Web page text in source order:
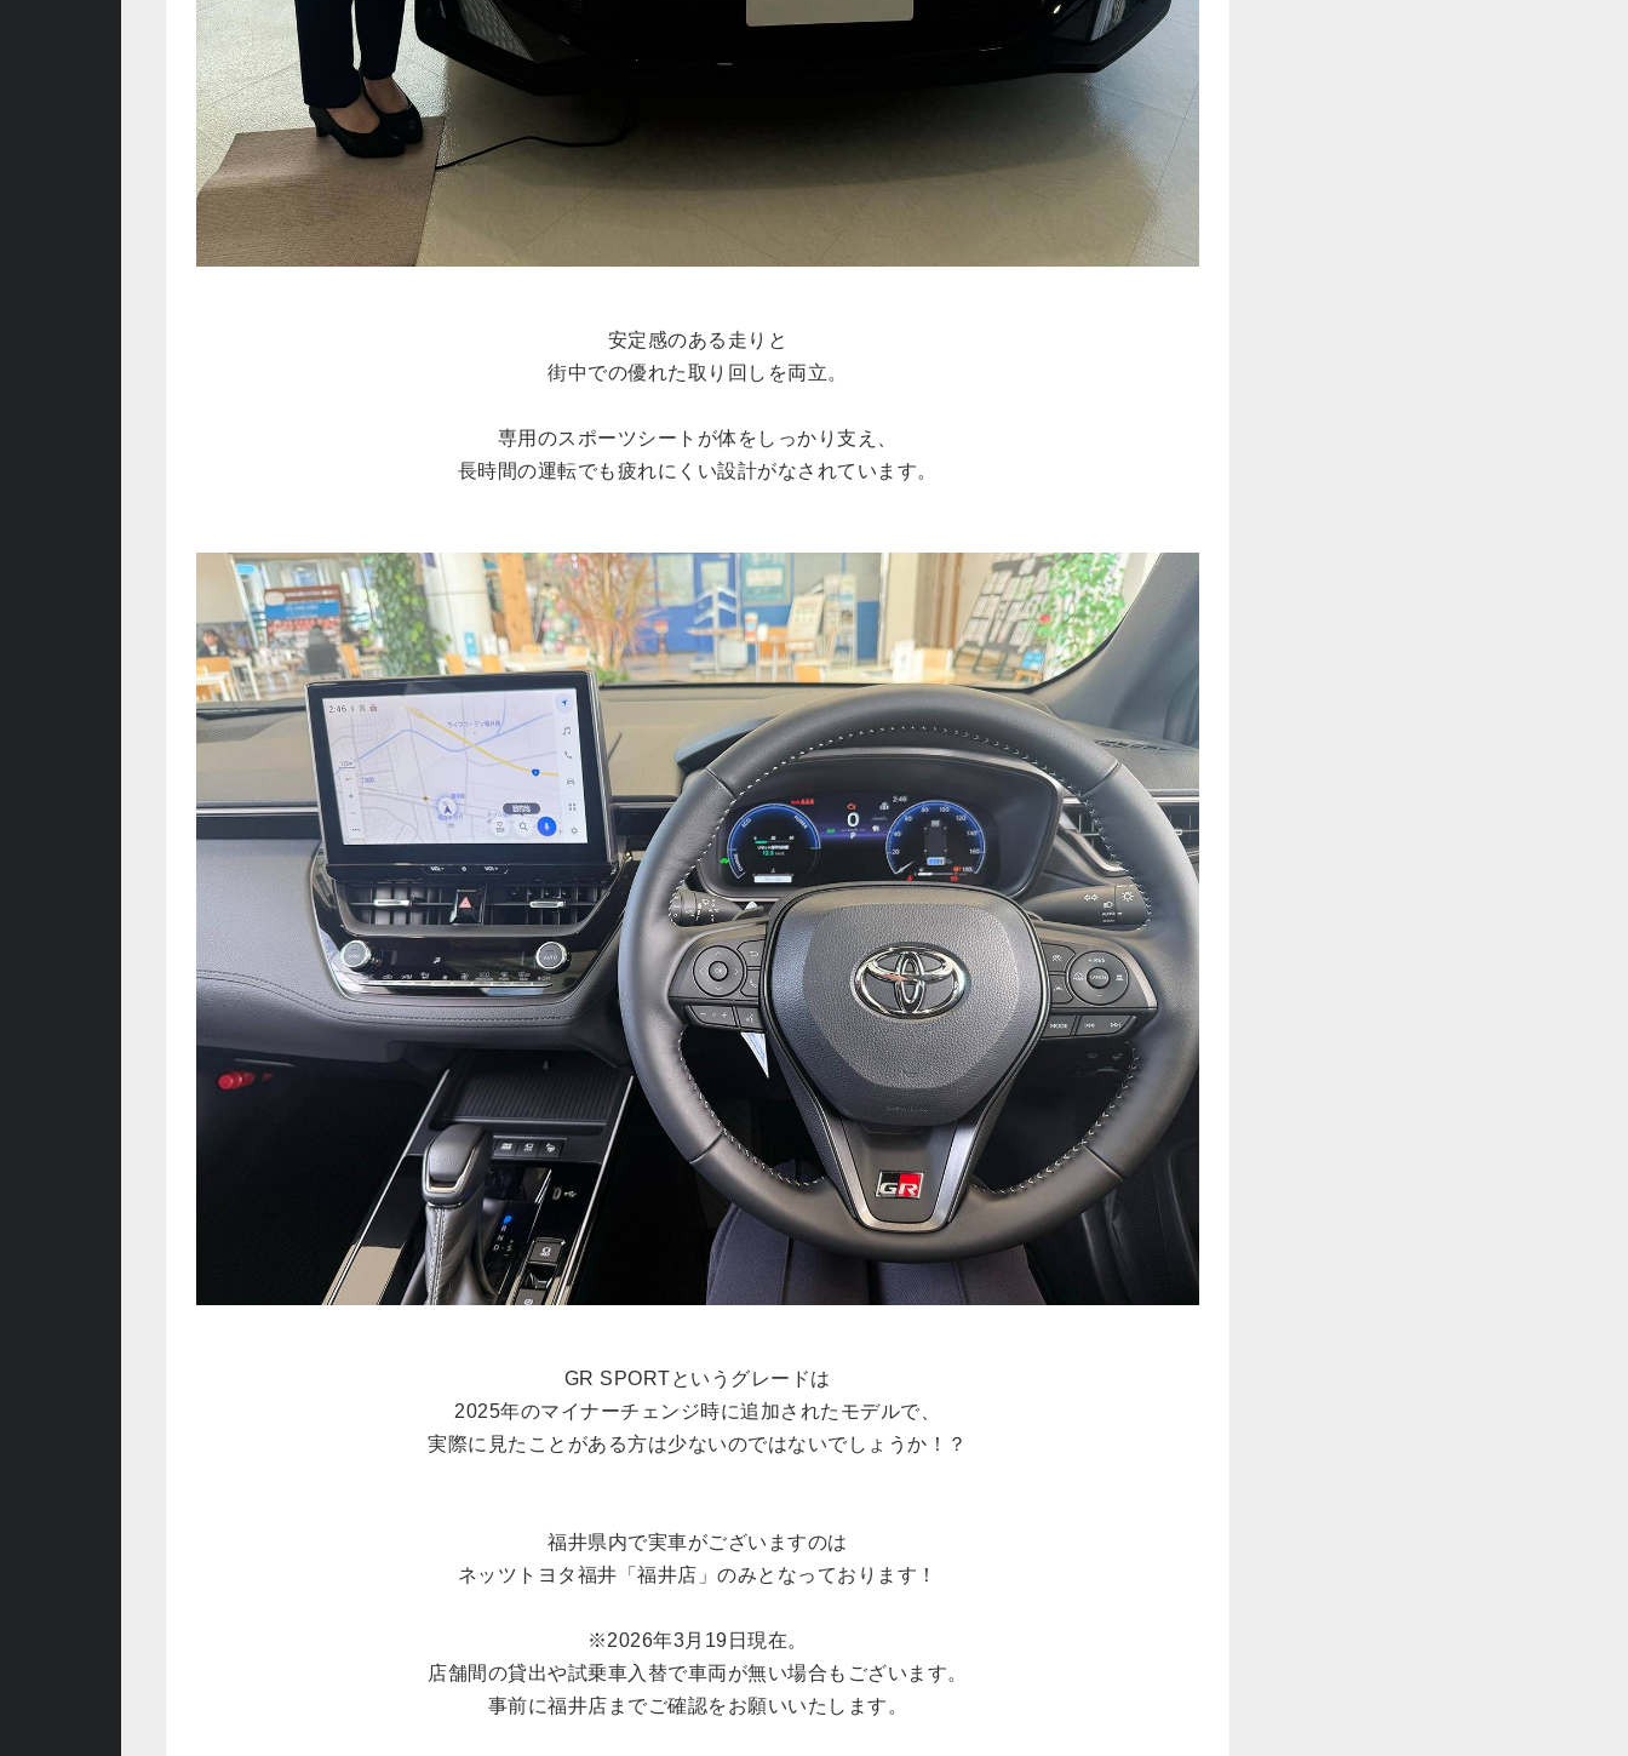
安定感のある走りと
街中での優れた取り回しを両立。
専用のスポーツシートが体をしっかり支え、
長時間の運転でも疲れにくい設計がなされています。
GR SPORTというグレードは
2025年のマイナーチェンジ時に追加されたモデルで、
実際に見たことがある方は少ないのではないでしょうか！？
福井県内で実車がございますのは
ネッツトヨタ福井「福井店」のみとなっております！
※2026年3月19日現在。
店舗間の貸出や試乗車入替で車両が無い場合もございます。
事前に福井店までご確認をお願いいたします。